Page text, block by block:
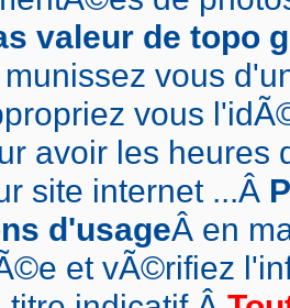
valeur de topo
vous
vous
avoir les heures
site internet ...Â
d'usageÂ en
et vÃ©rifiez